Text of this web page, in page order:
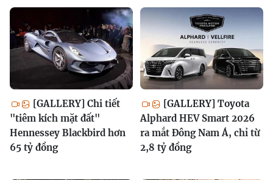
[GALLERY] Chi tiết
"tiêm kích mặt đất"
Hennessey Blackbird hơn
65 tỷ đồng
[GALLERY] Toyota
Alphard HEV Smart 2026
ra mắt Đông Nam Á, chỉ từ
2,8 tỷ đồng